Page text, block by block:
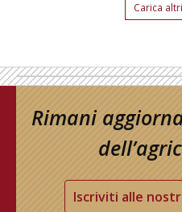
Carica
Rimani
Iscriviti alle